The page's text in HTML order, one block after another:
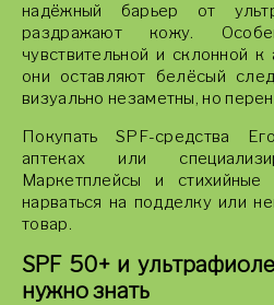
надёжный барьер от
раздражают кожу.
чувствительной и склонной
они оставляют белёсый
визуально незаметны, но
Покупать SPF-средства
аптеках или
Маркетплейсы и
нарваться на подделку или
товар.
SPF 50+ и
нужно знать